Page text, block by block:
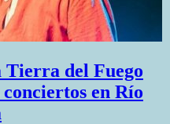
Tierra del Fuego
conciertos en Río